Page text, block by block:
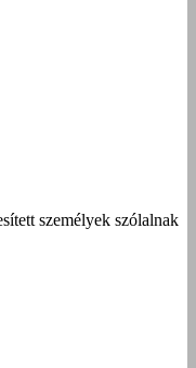
személyek szólalnak